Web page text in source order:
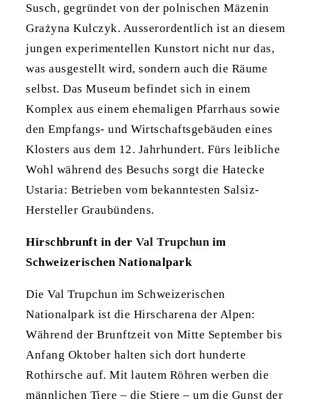
Susch, gegründet von der polnischen Mäzenin
Grażyna Kulczyk. Ausserordentlich ist an diesem
jungen experimentellen Kunstort nicht nur das,
was ausgestellt wird, sondern auch die Räume
selbst. Das Museum befindet sich in einem
Komplex aus einem ehemaligen Pfarrhaus sowie
den Empfangs- und Wirtschaftsgebäuden eines
Klosters aus dem 12. Jahrhundert. Fürs leibliche
Wohl während des Besuchs sorgt die Hatecke
Ustaria: Betrieben vom bekanntesten Salsiz-
Hersteller Graubündens.
Hirschbrunft in derVal Trupchunim
Schweizerischen Nationalpark
Die Val Trupchun im Schweizerischen
Nationalpark ist die Hirscharena der Alpen:
Während der Brunftzeit von Mitte September bis
Anfang Oktober halten sich dort hunderte
Rothirsche auf. Mit lautem Röhren werben die
männlichen Tiere – die Stiere – um die Gunst der